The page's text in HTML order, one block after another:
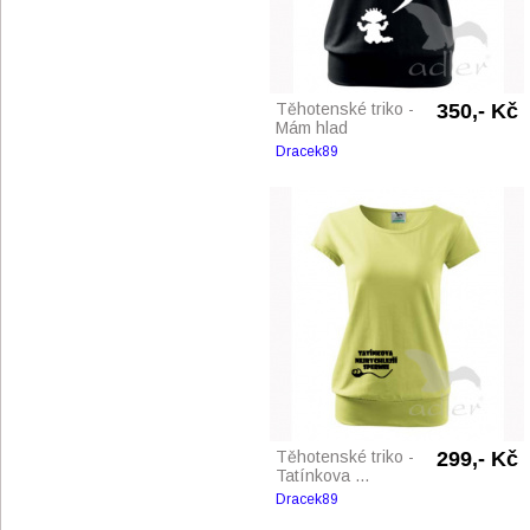
Těhotenské triko -
Mám hlad
350,- Kč
Dracek89
Těhotenské triko -
Tatínkova ...
299,- Kč
Dracek89